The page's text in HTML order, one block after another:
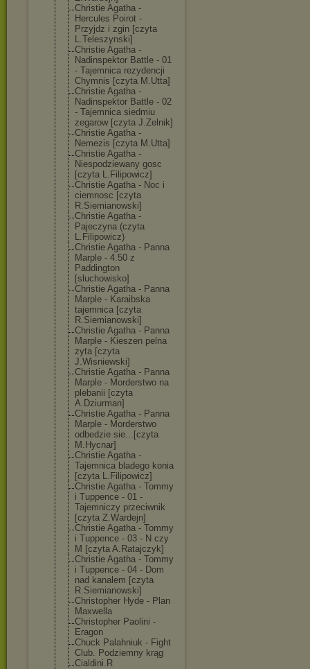
Christie Agatha -
Hercules Poirot -
Przyjdz i zgin [czyta
L.Teleszynski]
Christie Agatha -
Nadinspektor Battle - 01
- Tajemnica rezydencji
Chymnis [czyta M.Utta]
Christie Agatha -
Nadinspektor Battle - 02
- Tajemnica siedmiu
zegarow [czyta J.Zelnik]
Christie Agatha -
Nemezis [czyta M.Utta]
Christie Agatha -
Niespodziewany gosc
[czyta L.Filipowicz]
Christie Agatha - Noc i
ciemnosc [czyta
R.Siemianowski]
Christie Agatha -
Pajeczyna (czyta
L.Filipowicz)
Christie Agatha - Panna
Marple - 4.50 z
Paddington
[sluchowisko]
Christie Agatha - Panna
Marple - Karaibska
tajemnica [czyta
R.Siemianowski]
Christie Agatha - Panna
Marple - Kieszen pelna
zyta [czyta
J.Wisniewski]
Christie Agatha - Panna
Marple - Morderstwo na
plebanii [czyta
A.Dziurman]
Christie Agatha - Panna
Marple - Morderstwo
odbedzie sie...[czyta
M.Hycnar]
Christie Agatha -
Tajemnica bladego konia
[czyta L.Filipowicz]
Christie Agatha - Tommy
i Tuppence - 01 -
Tajemniczy przeciwnik
[czyta Z.Wardejn]
Christie Agatha - Tommy
i Tuppence - 03 - N czy
M [czyta A.Ratajczyk]
Christie Agatha - Tommy
i Tuppence - 04 - Dom
nad kanalem [czyta
R.Siemianowski]
Christopher Hyde - Plan
Maxwella
Christopher Paolini -
Eragon
Chuck Palahniuk - Fight
Club. Podziemny krąg
Cialdini.R